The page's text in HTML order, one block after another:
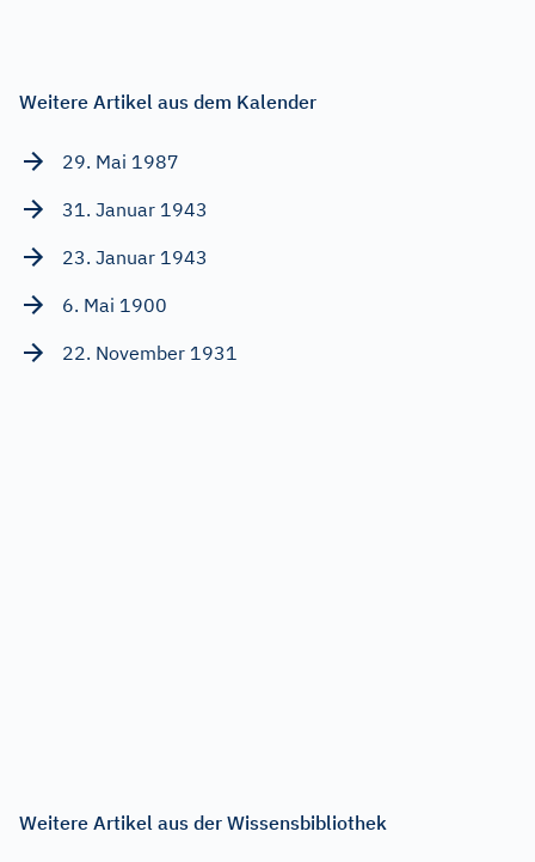
Weitere Artikel aus dem Kalender
29. Mai 1987
31. Januar 1943
23. Januar 1943
6. Mai 1900
22. November 1931
Weitere Artikel aus der Wissensbibliothek